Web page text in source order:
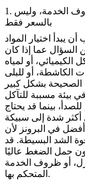
1. يجب أن يبدأ اختيار المواد في النفط والغاز بظروف الخدمة، وليس
بالسعر فقط
يبدأ اختيار المواد
السؤال عما إذا كان
أو لمياه
الكاشطة، أو للبلى
بيئة مسببة للتآكل
بينما قد يحتاج
شدة إلى سبيكة
في البرونز لأن
الشد البسيطة. قد
حمل الضغط عاليًا
أو ظروف الخدمة
المتحكم بها.